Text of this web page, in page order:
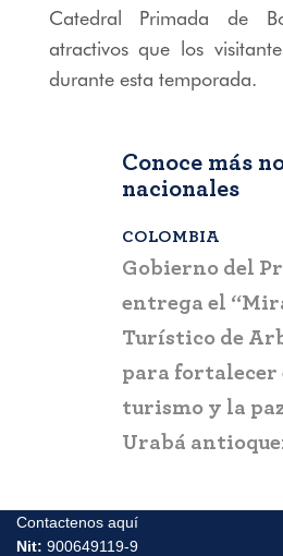
Catedral Primada de
atractivos que los
durante esta temporada.
Conoce más
nacionales
COLOMBIA
Gobierno del
entrega el
Turístico de
para fortalecer
turismo y la
Urabá
Contactenos aquí
Nit: 900649119-9